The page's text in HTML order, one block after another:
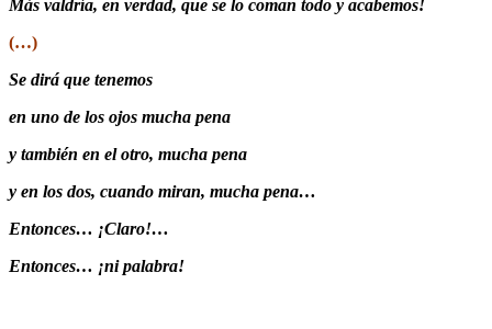
Más valdría, en verdad, que se lo coman todo y acabemos!
(…)
Se dirá que tenemos
en uno de los ojos mucha pena
y también en el otro, mucha pena
y en los dos, cuando miran, mucha pena…
Entonces… ¡Claro!…
Entonces… ¡ni palabra!